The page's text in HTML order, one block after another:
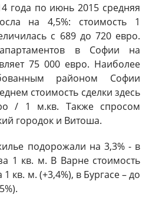
года по июнь 2015 средняя
на 4,5%: стоимость 1
с 689 до 720 евро.
в Софии на
75 000 евро. Наиболее
районом Софии
стоимость сделки здесь
/ 1 м.кв. Также спросом
городок и Витоша.
подорожали на 3,3% - в
1 кв. м. В Варне стоимость
кв. м. (+3,4%), в Бургасе – до